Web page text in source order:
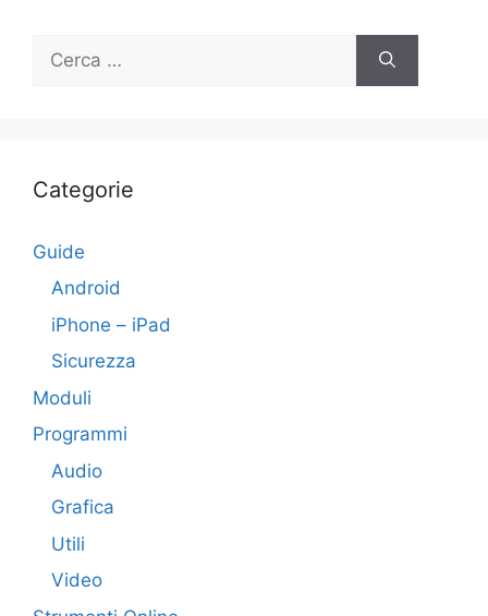
per:
Categorie
Guide
Android
iPhone – iPad
Sicurezza
Moduli
Programmi
Audio
Grafica
Utili
Video